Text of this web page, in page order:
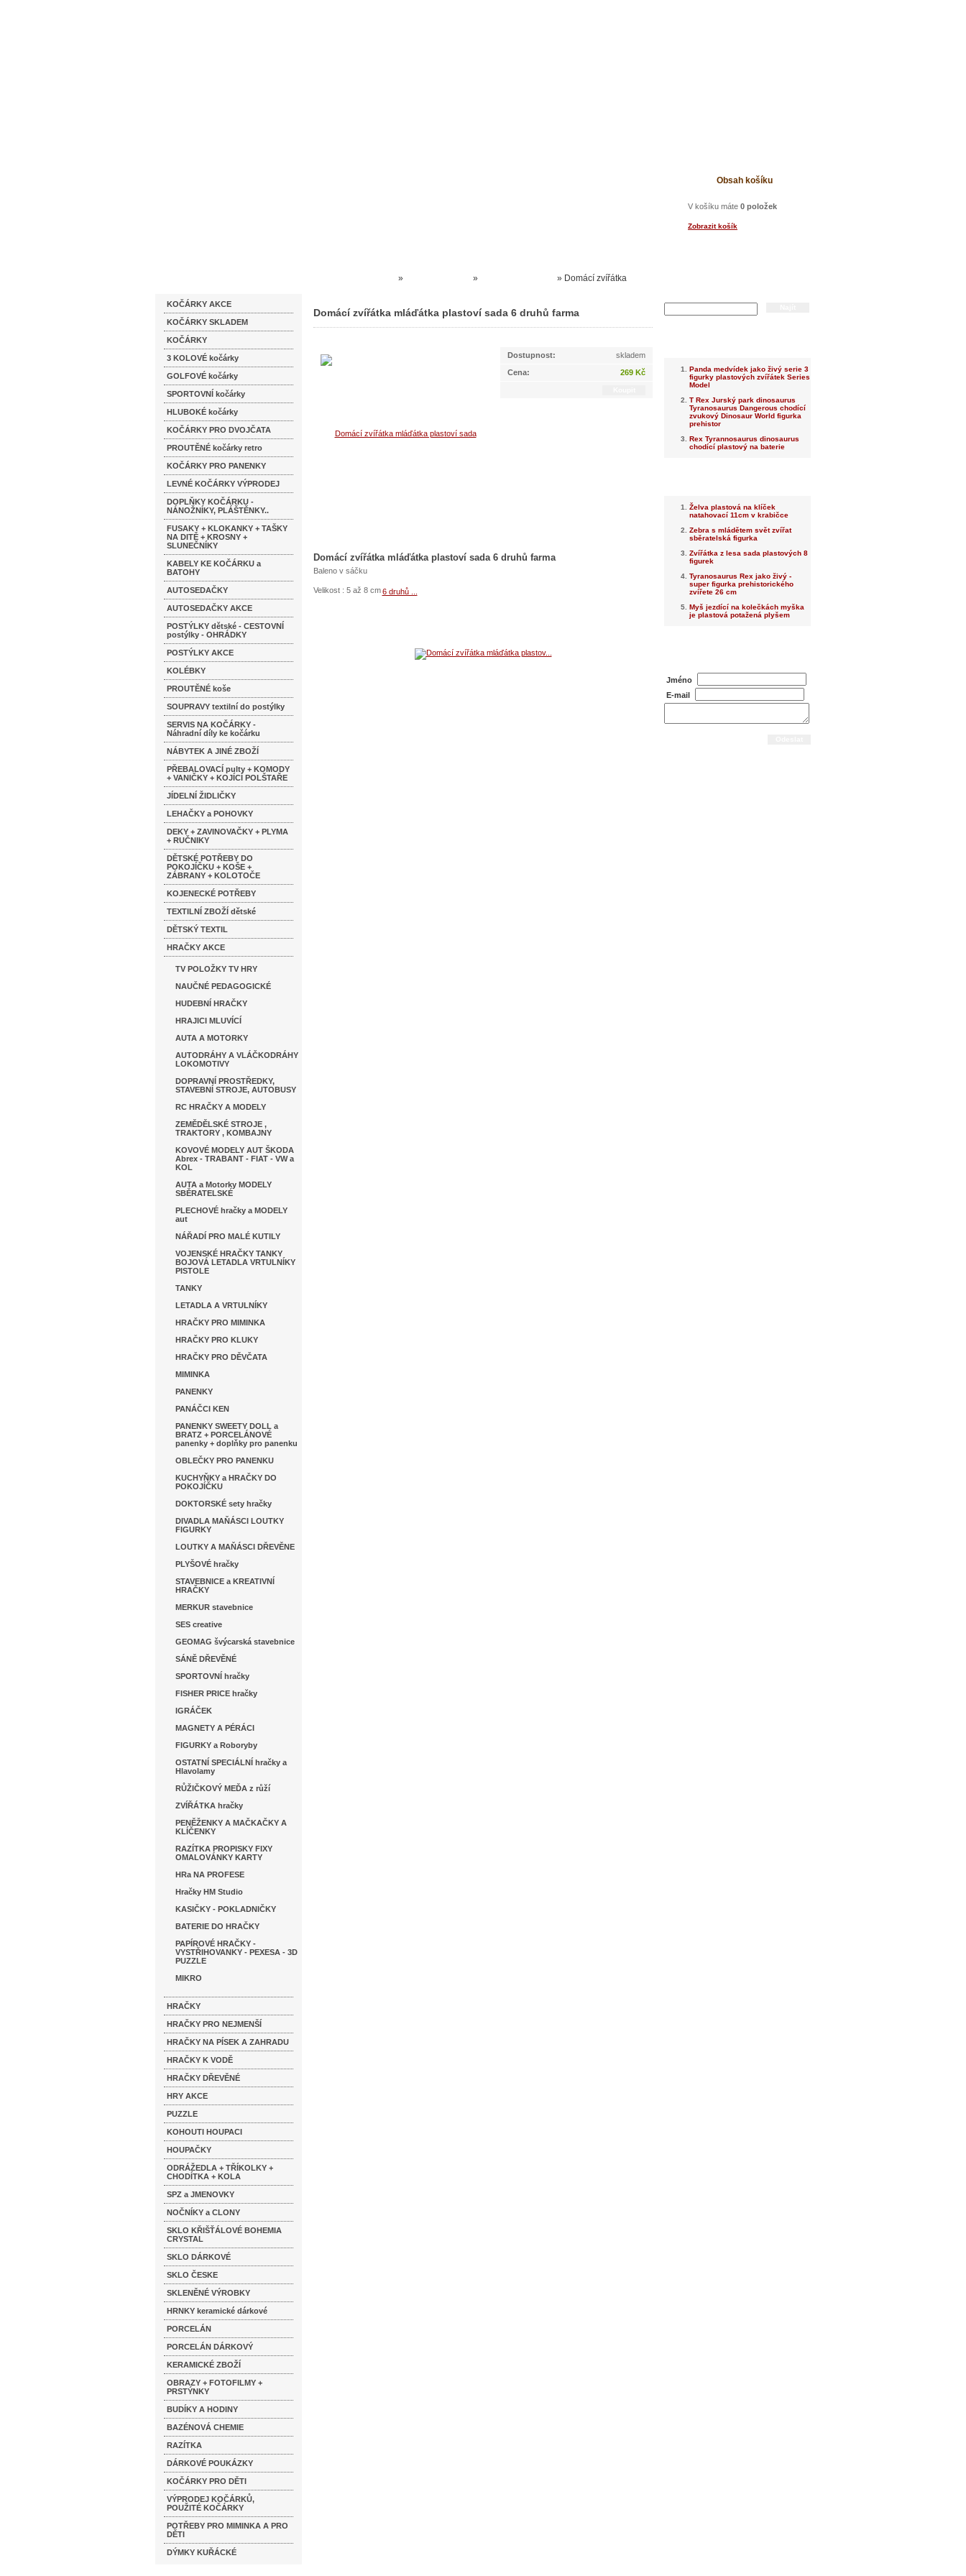
Obsah košíku
V košíku máte 0 položek
Zobrazit košík
KOČÁRKY AKCE
KOČÁRKY SKLADEM
KOČÁRKY
3 KOLOVÉ kočárky
GOLFOVÉ kočárky
SPORTOVNÍ kočárky
HLUBOKÉ kočárky
KOČÁRKY PRO DVOJČATA
PROUTĚNÉ kočárky retro
KOČÁRKY PRO PANENKY
LEVNÉ KOČÁRKY VÝPRODEJ
DOPLŇKY KOČÁRKU -
NÁNOŽNÍKY, PLÁŠTĚNKY..
FUSAKY + KLOKANKY + TAŠKY
NA DITĚ + KROSNY +
SLUNEČNÍKY
KABELY KE KOČÁRKU a
BATOHY
AUTOSEDAČKY
AUTOSEDAČKY AKCE
POSTÝLKY dětské - CESTOVNÍ
postýlky - OHRÁDKY
POSTÝLKY AKCE
KOLÉBKY
PROUTĚNÉ koše
SOUPRAVY textilní do postýlky
SERVIS NA KOČÁRKY -
Náhradní díly ke kočárku
NÁBYTEK A JINÉ ZBOŽÍ
PŘEBALOVACÍ pulty + KOMODY
+ VANIČKY + KOJÍCÍ POLŠTAŘE
JÍDELNÍ ŽIDLIČKY
LEHAČKY a POHOVKY
DEKY + ZAVINOVAČKY + PLYMA
+ RUČNIKY
DĚTSKÉ POTŘEBY DO
POKOJÍČKU + KOŠE +
ZÁBRANY + KOLOTOČE
KOJENECKÉ POTŘEBY
TEXTILNÍ ZBOŽÍ dětské
DĚTSKÝ TEXTIL
HRAČKY AKCE
TV POLOŽKY TV HRY
NAUČNÉ PEDAGOGICKÉ
HUDEBNÍ HRAČKY
HRAJICI MLUVÍCÍ
AUTA A MOTORKY
AUTODRÁHY A VLÁČKODRÁHY
LOKOMOTIVY
DOPRAVNÍ PROSTŘEDKY,
STAVEBNÍ STROJE, AUTOBUSY
RC HRAČKY A MODELY
ZEMĚDĚLSKÉ STROJE ,
TRAKTORY , KOMBAJNY
KOVOVÉ MODELY AUT ŠKODA
Abrex - TRABANT - FIAT - VW a
KOL
AUTA a Motorky MODELY
SBĚRATELSKÉ
PLECHOVÉ hračky a MODELY
aut
NÁŘADÍ PRO MALÉ KUTILY
VOJENSKÉ HRAČKY TANKY
BOJOVÁ LETADLA VRTULNÍKY
PISTOLE
TANKY
LETADLA A VRTULNÍKY
HRAČKY PRO MIMINKA
HRAČKY PRO KLUKY
HRAČKY PRO DĚVČATA
MIMINKA
PANENKY
PANÁČCI KEN
PANENKY SWEETY DOLL a
BRATZ + PORCELÁNOVÉ
panenky + doplňky pro panenku
OBLEČKY PRO PANENKU
KUCHYŇKY a HRAČKY DO
POKOJÍČKU
DOKTORSKÉ sety hračky
DIVADLA MAŇÁSCI LOUTKY
FIGURKY
LOUTKY A MAŇÁSCI DŘEVĚNE
PLYŠOVÉ hračky
STAVEBNICE a KREATIVNÍ
HRAČKY
MERKUR stavebnice
SES creative
GEOMAG švýcarská stavebnice
SÁNĚ DŘEVĚNÉ
SPORTOVNÍ hračky
FISHER PRICE hračky
IGRÁČEK
MAGNETY A PÉRÁCI
FIGURKY a Roboryby
OSTATNÍ SPECIÁLNÍ hračky a
Hlavolamy
RŮŽIČKOVÝ MEĎA z růží
ZVÍŘÁTKA hračky
PENĚŽENKY A MAČKAČKY A
KLÍČENKY
RAZÍTKA PROPISKY FIXY
OMALOVÁNKY KARTY
HRa NA PROFESE
Hračky HM Studio
KASIČKY - POKLADNIČKY
BATERIE DO HRAČKY
PAPÍROVÉ HRAČKY -
VYSTŘIHOVANKY - PEXESA - 3D
PUZZLE
MIKRO
HRAČKY
HRAČKY PRO NEJMENŠÍ
HRAČKY NA PÍSEK A ZAHRADU
HRAČKY K VODĚ
HRAČKY DŘEVĚNÉ
HRY AKCE
PUZZLE
KOHOUTI HOUPACI
HOUPAČKY
ODRÁŽEDLA + TŘÍKOLKY +
CHODÍTKA + KOLA
SPZ a JMENOVKY
NOČNÍKY a CLONY
SKLO KŘIŠŤÁLOVÉ BOHEMIA
CRYSTAL
SKLO DÁRKOVÉ
SKLO ČESKE
SKLENĚNÉ VÝROBKY
HRNKY keramické dárkové
PORCELÁN
PORCELÁN DÁRKOVÝ
KERAMICKÉ ZBOŽÍ
OBRAZY + FOTOFILMY +
PRSTÝNKY
BUDÍKY A HODINY
BAZÉNOVÁ CHEMIE
RAZÍTKA
DÁRKOVÉ POUKÁZKY
KOČÁRKY PRO DĚTI
VÝPRODEJ KOČÁRKŮ,
POUŽITÉ KOČÁRKY
POTŘEBY PRO MIMINKA A PRO
DĚTI
DÝMKY KUŘÁCKÉ
» » » Domácí zvířátka
mláďátka plastoví sada 6 druhů farma
Domácí zvířátka mláďátka plastoví sada 6 druhů farma
Dostupnost:
skladem
Cena:
269 Kč
Domácí zvířátka mláďátka plastoví sada 6 druhů farma
Baleno v sáčku
Velikost : 5 až 8 cm
Panda medvídek jako živý serie 3
figurky plastových zvířátek Series
Model
T Rex Jurský park dinosaurus
Tyranosaurus Dangerous chodící
zvukový Dinosaur World figurka
prehistor
Rex Tyrannosaurus dinosaurus
chodící plastový na baterie
Želva plastová na klíček
natahovací 11cm v krabičce
Zebra s mládětem svět zvířat
sběratelská figurka
Zvířátka z lesa sada plastových 8
figurek
Tyranosaurus Rex jako živý -
super figurka prehistorického
zvířete 26 cm
Myš jezdící na kolečkách myška
je plastová potažená plyšem
Jméno
E-mail